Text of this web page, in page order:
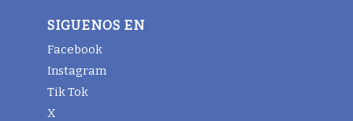
SIGUENOS EN
Facebook
Instagram
Tik Tok
X